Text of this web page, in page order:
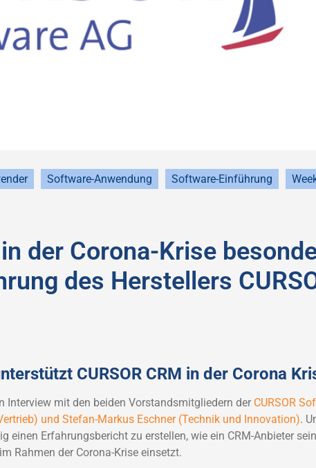
Software-Anwendung Software-Einführung
der Corona-Krise
des Herstellers
CURSOR CRM in der Corona
Interview mit den beiden Vorstandsmitgliedern der CURSOR
und Stefan-Markus Eschner (Technik und Innovation).
einen Erfahrungsbericht zu erstellen, wie ein CRM-Anbieter
Rahmen der Corona-Krise einsetzt.